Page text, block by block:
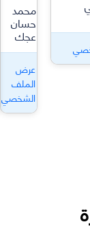
محمد
حسان
عجك
عرض
الملف
الشخصي